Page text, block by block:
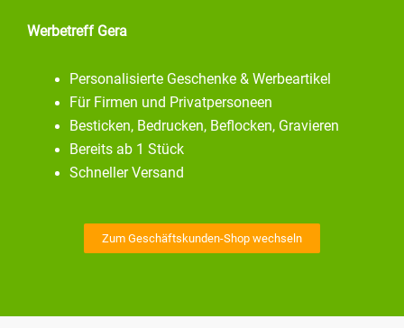
Werbetreff Gera
Personalisierte Geschenke & Werbeartikel
Für Firmen und Privatpersoneen
Besticken, Bedrucken, Beflocken, Gravieren
Bereits ab 1 Stück
Schneller Versand
Zum Geschäftskunden-Shop wechseln